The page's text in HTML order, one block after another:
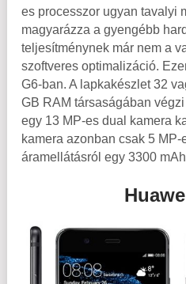
es processzor ugyan tavalyi
magyarázza a gyengébb
teljesítménynek már nem a
szoftveres optimalizáció.
G6-ban. A lapkakészlet 32
GB RAM társaságában
egy 13 MP-es dual kamera
kamera azonban csak 5 MP-
áramellátásról egy 3300